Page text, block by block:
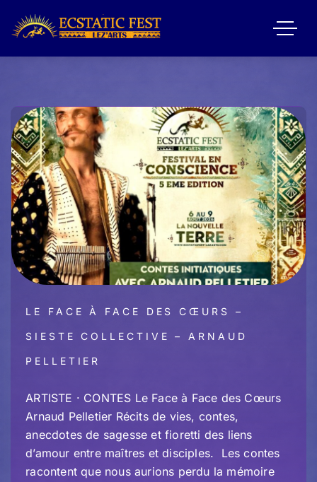
LE FACE À FACE DES CŒURS –
SIESTE COLLECTIVE – ARNAUD
PELLETIER
ARTISTE · CONTES Le Face à Face des Cœurs
Arnaud Pelletier Récits de vies, contes,
anecdotes de sagesse et fioretti des liens
d’amour entre maîtres et disciples. Les contes
racontent que nous aurions perdu la mémoire